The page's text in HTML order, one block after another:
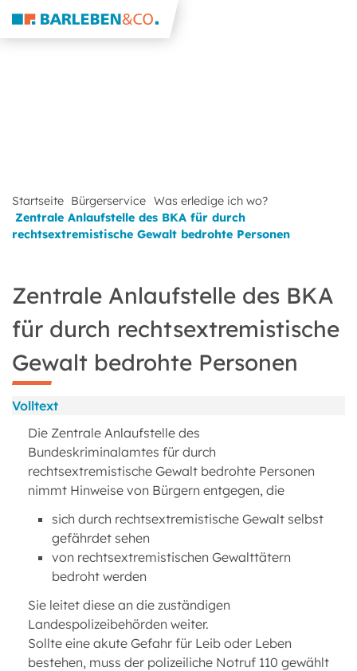
Startseite Bürgerservice Was erledige ich wo?
Zentrale Anlaufstelle des BKA für durch
rechtsextremistische Gewalt bedrohte Personen
Zentrale Anlaufstelle des BKA
für durch rechtsextremistische
Gewalt bedrohte Personen
Volltext
Die Zentrale Anlaufstelle des
Bundeskriminalamtes für durch
rechtsextremistische Gewalt bedrohte Personen
nimmt Hinweise von Bürgern entgegen, die
sich durch rechtsextremistische Gewalt selbst
gefährdet sehen
von rechtsextremistischen Gewalttätern
bedroht werden
Sie leitet diese an die zuständigen
Landespolizeibehörden weiter.
Sollte eine akute Gefahr für Leib oder Leben
bestehen, muss der polizeiliche Notruf 110 gewählt